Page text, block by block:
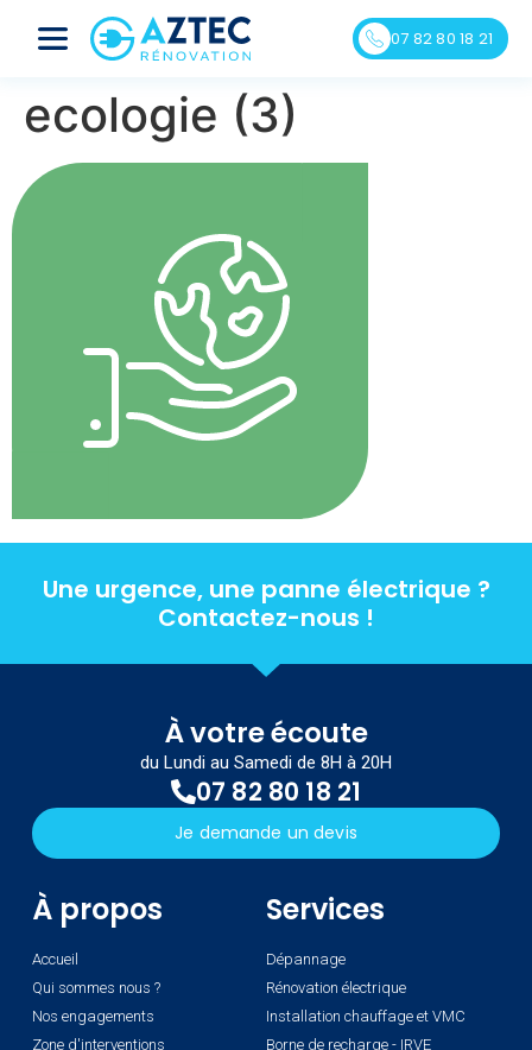
07 82 80 18 21
ecologie (3)
Une urgence, une panne électrique ?
Contactez-nous !
À votre écoute
du Lundi au Samedi de 8H à 20H
07 82 80 18 21
Je demande un devis
À propos
Accueil
Qui sommes nous ?
Nos engagements
Zone d'interventions
Services
Dépannage
Rénovation électrique
Installation chauffage et VMC
Borne de recharge - IRVE